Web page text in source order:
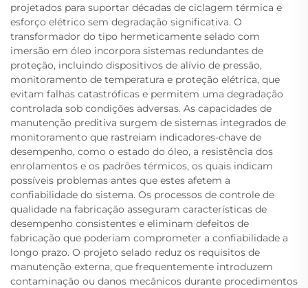
projetados para suportar décadas de ciclagem térmica e
esforço elétrico sem degradação significativa. O
transformador do tipo hermeticamente selado com
imersão em óleo incorpora sistemas redundantes de
proteção, incluindo dispositivos de alívio de pressão,
monitoramento de temperatura e proteção elétrica, que
evitam falhas catastróficas e permitem uma degradação
controlada sob condições adversas. As capacidades de
manutenção preditiva surgem de sistemas integrados de
monitoramento que rastreiam indicadores-chave de
desempenho, como o estado do óleo, a resistência dos
enrolamentos e os padrões térmicos, os quais indicam
possíveis problemas antes que estes afetem a
confiabilidade do sistema. Os processos de controle de
qualidade na fabricação asseguram características de
desempenho consistentes e eliminam defeitos de
fabricação que poderiam comprometer a confiabilidade a
longo prazo. O projeto selado reduz os requisitos de
manutenção externa, que frequentemente introduzem
contaminação ou danos mecânicos durante procedimentos